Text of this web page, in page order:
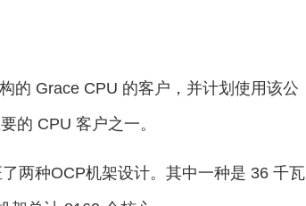
的 Grace CPU 的客户，并计划使用该公
的 CPU 客户之一。
两种OCP机架设计。其中一种是 36 千瓦